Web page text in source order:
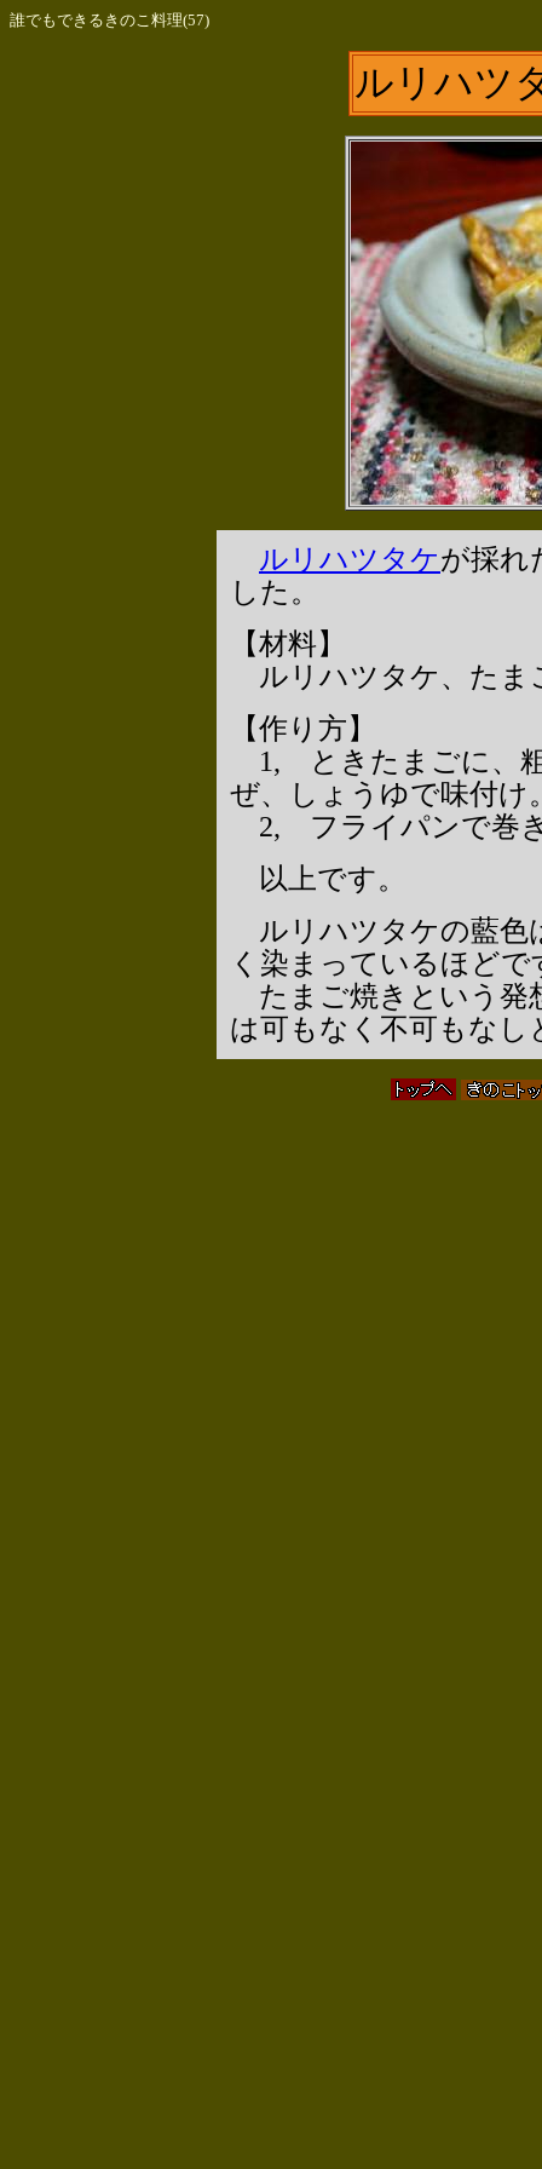
誰でもできるきのこ料理(57)
ルリハツ
ルリハツタケが採れ
した。
【材料】
ルリハツタケ、たま
【作り方】
1, ときたまごに、
ぜ、しょうゆで味付け
2, フライパンで巻
以上です。
ルリハツタケの藍色
く染まっているほどで
たまご焼きという発
は可もなく不可もな